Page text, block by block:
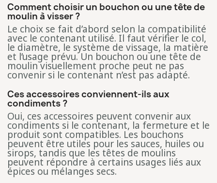
Comment choisir un bouchon ou une tête de
moulin à visser ?
Le choix se fait d’abord selon la compatibilité
avec le contenant utilisé. Il faut vérifier le col,
le diamètre, le système de vissage, la matière
et l’usage prévu. Un bouchon ou une tête de
moulin visuellement proche peut ne pas
convenir si le contenant n’est pas adapté.
Ces accessoires conviennent-ils aux
condiments ?
Oui, ces accessoires peuvent convenir aux
condiments si le contenant, la fermeture et le
produit sont compatibles. Les bouchons
peuvent être utiles pour les sauces, huiles ou
sirops, tandis que les têtes de moulins
peuvent répondre à certains usages liés aux
épices ou mélanges secs.